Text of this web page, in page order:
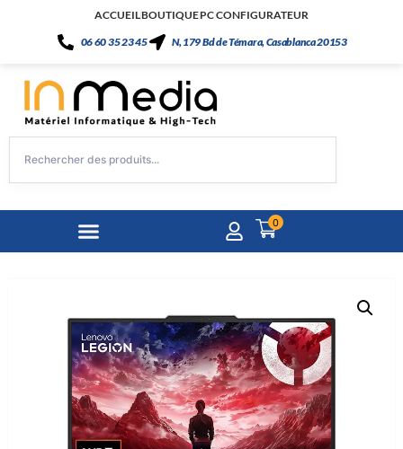
ACCUEILBOUTIQUEPC CONFIGURATEUR
06 60 35 23 45
N, 179 Bd de Témara, Casablanca 20153
0